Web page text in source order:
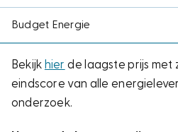
Budget Energie
Bekijk hier de laagste prijs met
eindscore van alle
onderzoek.